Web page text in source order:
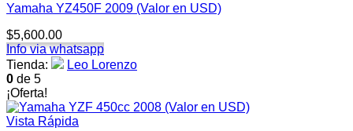
Yamaha YZ450F 2009 (Valor en USD)
$5,600.00
Info via whatsapp
Tienda:
Leo Lorenzo
0 de 5
¡Oferta!
Vista Rápida